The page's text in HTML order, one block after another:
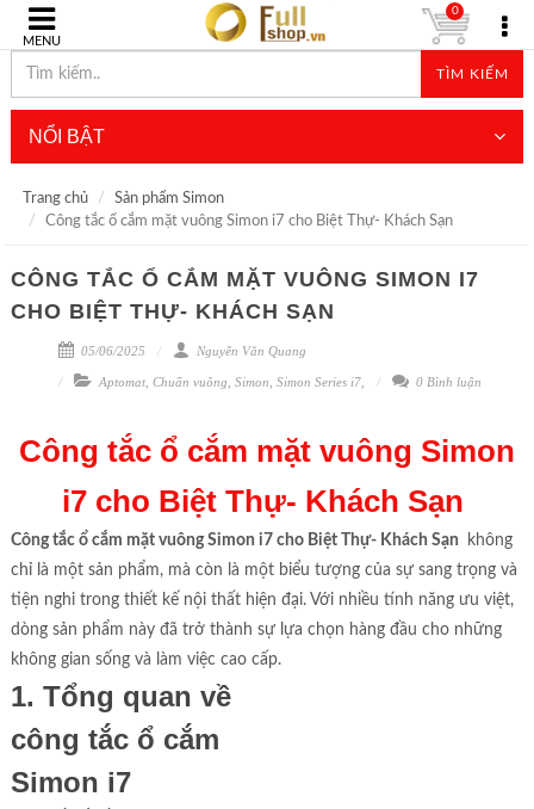
MENU
TÌM KIẾM
0
NỔI BẬT
Trang chủ
Sản phẩm Simon
Công tắc ổ cắm mặt vuông Simon i7 cho Biệt Thự- Khách Sạn
CÔNG TẮC Ổ CẮM MẶT VUÔNG SIMON I7
CHO BIỆT THỰ- KHÁCH SẠN
05/06/2025 Nguyễn Văn Quang
Aptomat, Chuẩn vuông Simon Simon Series i7, 0 Bình luận
Công tắc ổ cắm mặt vuông Simon
i7 cho Biệt Thự- Khách Sạn
Công tắc ổ cắm mặt vuông Simon i7 cho Biệt Thự- Khách Sạn
không
chỉ là một sản phẩm, mà còn là một biểu tượng của sự sang trọng và
tiện nghi trong thiết kế nội thất hiện đại. Với nhiều tính năng ưu việt,
dòng sản phẩm này đã trở thành sự lựa chọn hàng đầu cho những
không gian sống và làm việc cao cấp.
1. Tổng quan về
công tắc ổ cắm
Simon i7